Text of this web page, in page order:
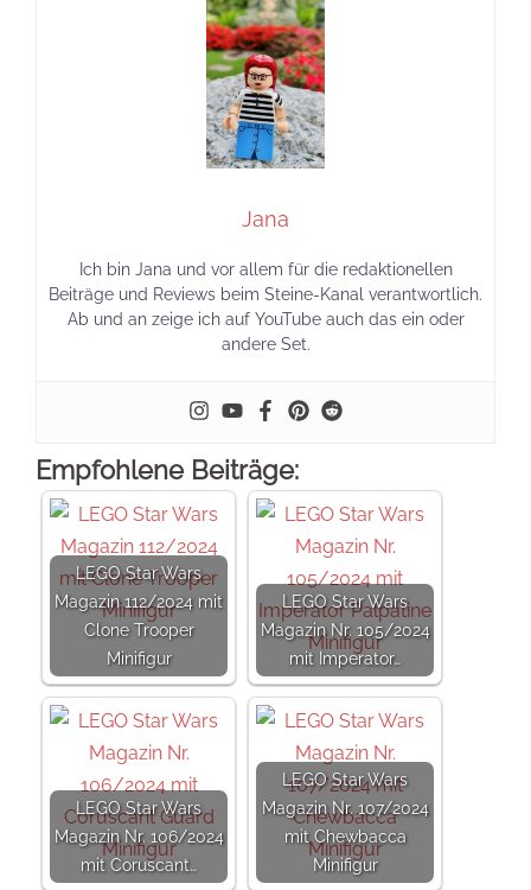
Jana
Ich bin Jana und vor allem für die redaktionellen
Beiträge und Reviews beim Steine-Kanal verantwortlich.
Ab und an zeige ich auf YouTube auch das ein oder
andere Set.
Empfohlene Beiträge:
LEGO Star Wars
Magazin 112/2024 mit
Clone Trooper
Minifigur
LEGO Star Wars
Magazin Nr. 105/2024
mit Imperator…
LEGO Star Wars
Magazin Nr. 106/2024
mit Coruscant…
LEGO Star Wars
Magazin Nr. 107/2024
mit Chewbacca
Minifigur